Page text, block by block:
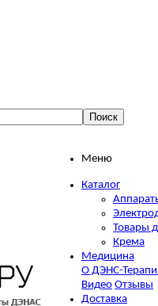
Меню
Каталог
Товары
Крема
Медицина
О ДЭНС-
Видео Отзывы
Доставка